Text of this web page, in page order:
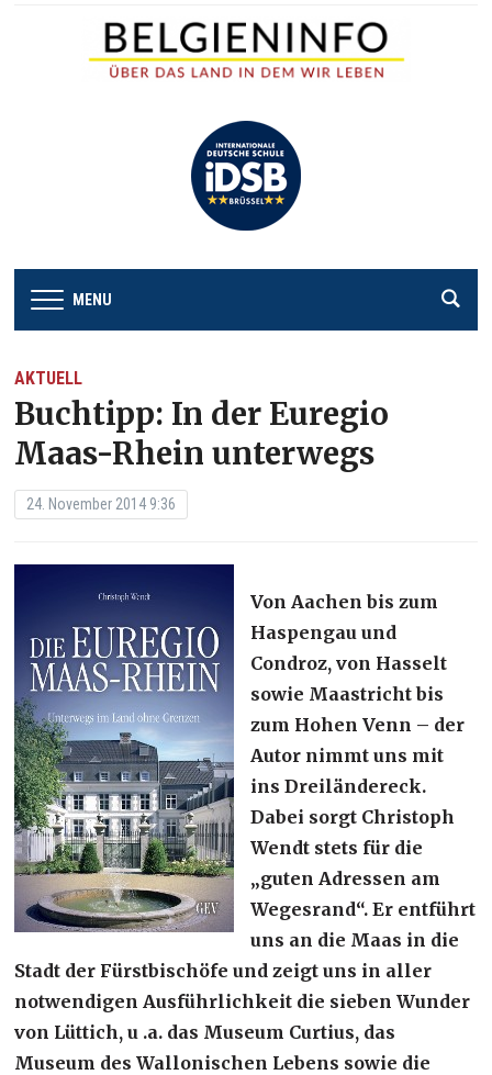
MENU
AKTUELL
Buchtipp: In der Euregio
Maas-Rhein unterwegs
24. November 2014 9:36
Von Aachen bis zum
Haspengau und
Condroz, von Hasselt
sowie Maastricht bis
zum Hohen Venn – der
Autor nimmt uns mit
ins Dreiländereck.
Dabei sorgt Christoph
Wendt stets für die
„guten Adressen am
Wegesrand“. Er entführt
uns an die Maas in die
Stadt der Fürstbischöfe und zeigt uns in aller
notwendigen Ausführlichkeit die sieben Wunder
von Lüttich, u .a. das Museum Curtius, das
Museum des Wallonischen Lebens sowie die